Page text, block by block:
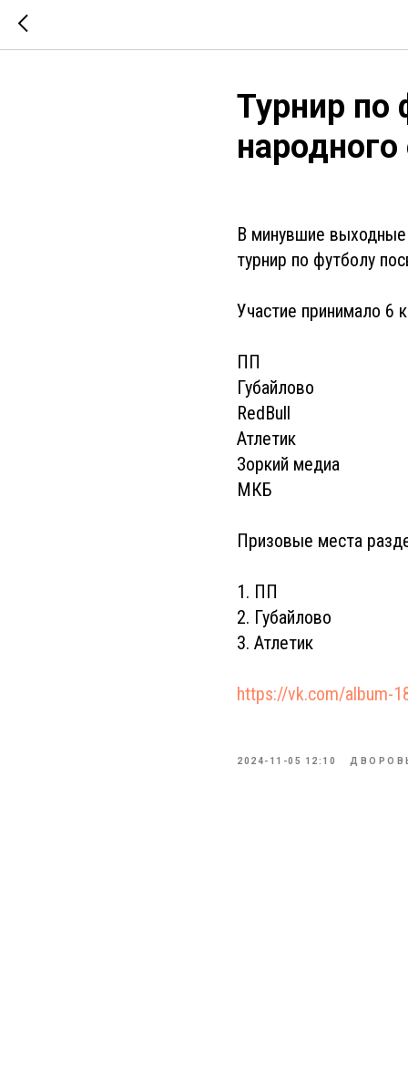
Турнир
В минувшие
турнир по футболу
Участие принимало 6
ПП
Губайлово
RedBull
Атлетик
Зоркий медиа
МКБ
Призовые места
1. ПП
2. ⁠Губайлово
3. ⁠Атлетик
https://vk.com/album-
2024-11-05 12:10